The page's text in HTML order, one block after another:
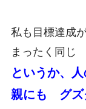
私も目標達成
まったく同じ
というか、
親にも グズ